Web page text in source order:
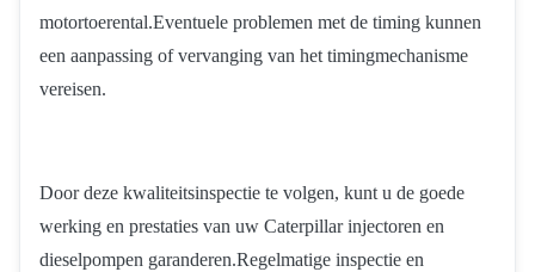
motortoerental.Eventuele problemen met de timing kunnen
een aanpassing of vervanging van het timingmechanisme
vereisen.
Door deze kwaliteitsinspectie te volgen, kunt u de goede
werking en prestaties van uw Caterpillar injectoren en
dieselpompen garanderen.Regelmatige inspectie en